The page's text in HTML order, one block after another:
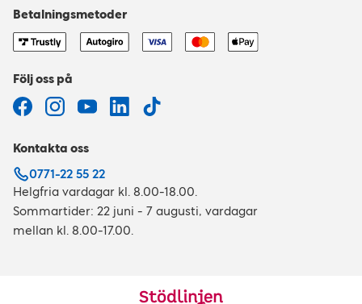
Betalningsmetoder
Följ oss på
Kontakta oss
0771-22 55 22
Helgfria vardagar kl. 8.00-18.00.
Sommartider: 22 juni - 7 augusti, vardagar
mellan kl. 8.00-17.00.